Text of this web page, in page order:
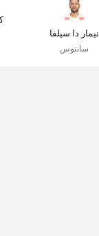
نيمار دا سيلفا
سانتوس